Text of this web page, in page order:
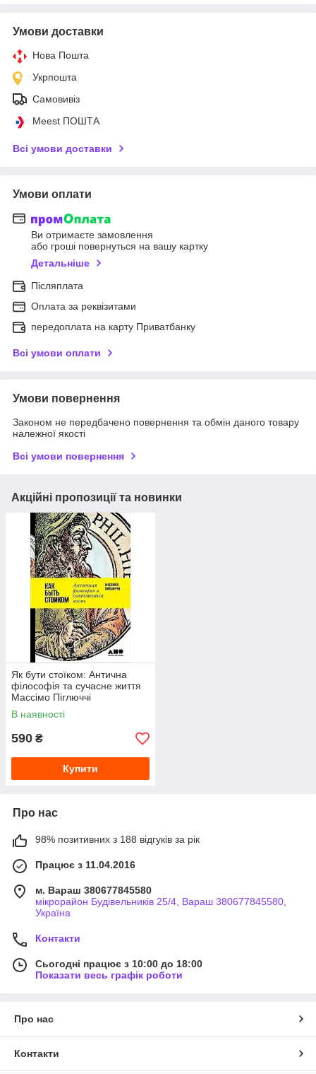
Умови доставки
Нова Пошта
Укрпошта
Самовивіз
Meest ПОШТА
Всі умови доставки
Умови оплати
Ви отримаєте замовлення
або гроші повернуться на вашу картку
Детальніше
Післяплата
Оплата за реквізитами
передоплата на карту Приватбанку
Всі умови оплати
Умови повернення
Законом не передбачено повернення та обмін даного товару
належної якості
Всі умови повернення
Акційні пропозиції та новинки
Як бути стоїком: Антична
філософія та сучасне життя
Массімо Піглюччі
В наявності
590 ₴
Купити
Про нас
98% позитивних з 188 відгуків за рік
Працює з 11.04.2016
м. Вараш 380677845580
мікрорайон Будівельників 25/4, Вараш 380677845580,
Україна
Контакти
Сьогодні працює з 10:00 до 18:00
Показати весь графік роботи
Про нас
Контакти